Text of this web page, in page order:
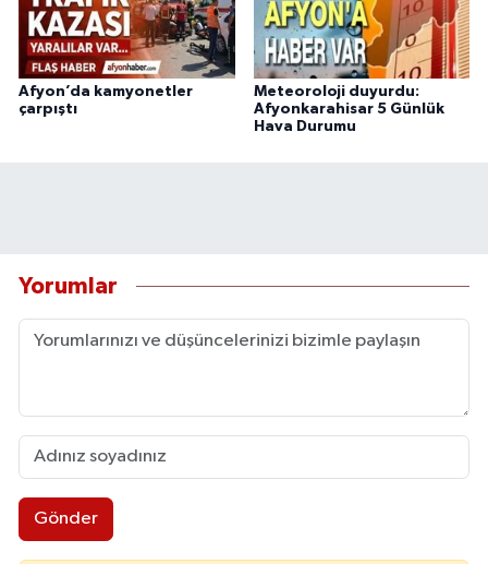
Afyon’da kamyonetler
çarpıştı
Meteoroloji duyurdu:
Afyonkarahisar 5 Günlük
Hava Durumu
Yorumlar
Gönder